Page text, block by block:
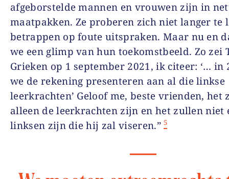
afgeborstelde mannen en vrouwen zijn in
maatpakken. Ze proberen zich niet langer te
betrappen op foute uitspraken. Maar nu en
we een glimp van hun toekomstbeeld. Zo zei
Grieken op 1 september 2021, ik citeer: ‘… in
we de rekening presenteren aan al die linkse
leerkrachten’ Geloof me, beste vrienden, het
alleen de leerkrachten zijn en het zullen niet
linksen zijn die hij zal viseren.” 5